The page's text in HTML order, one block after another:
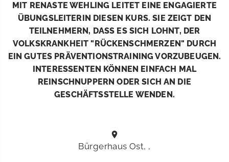
MIT RENASTE WEHLING LEITET EINE ENGAGIERTE
ÜBUNGSLEITERIN DIESEN KURS. SIE ZEIGT DEN
TEILNEHMERN, DASS ES SICH LOHNT, DER
VOLKSKRANKHEIT "RÜCKENSCHMERZEN" DURCH
EIN GUTES PRÄVENTIONSTRAINING VORZUBEUGEN.
INTERESSENTEN KÖNNEN EINFACH MAL
REINSCHNUPPERN ODER SICH AN DIE
GESCHÄFTSSTELLE WENDEN.
Bürgerhaus Ost, ,